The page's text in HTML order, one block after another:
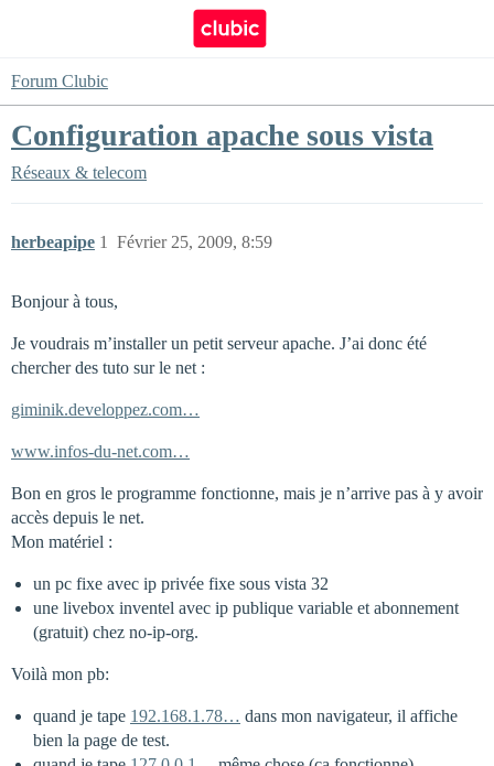
Forum Clubic
Configuration apache sous vista
Réseaux & telecom
herbeapipe Février 25, 2009, 8:59
1
Bonjour à tous,
Je voudrais m’installer un petit serveur apache. J’ai donc été
chercher des tuto sur le net :
giminik.developpez.com…
www.infos-du-net.com…
Bon en gros le programme fonctionne, mais je n’arrive pas à y avoir
accès depuis le net.
Mon matériel :
un pc fixe avec ip privée fixe sous vista 32
une livebox inventel avec ip publique variable et abonnement
(gratuit) chez no-ip-org.
Voilà mon pb:
quand je tape 192.168.1.78… dans mon navigateur, il affiche
bien la page de test.